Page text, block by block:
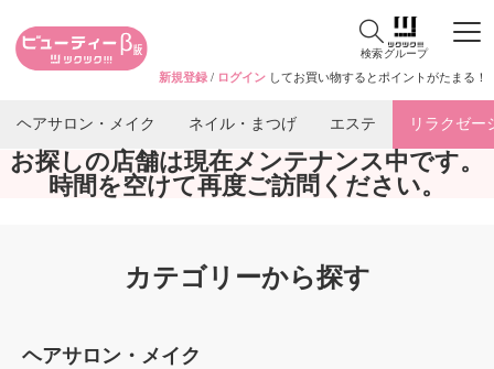
検索グループ
新規登録 / ログイン してお買い物するとポイントがたまる！
ヘアサロン・メイク ネイル・まつげ エステ リラクゼー
お探しの店舗は現在メンテナンス中です。
時間を空けて再度ご訪問ください。
カテゴリーから探す
ヘアサロン・メイク